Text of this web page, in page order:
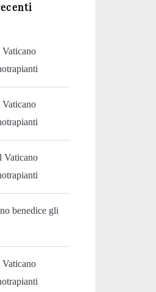
Vaticano
Vaticano
Vaticano
benedice gli
Vaticano